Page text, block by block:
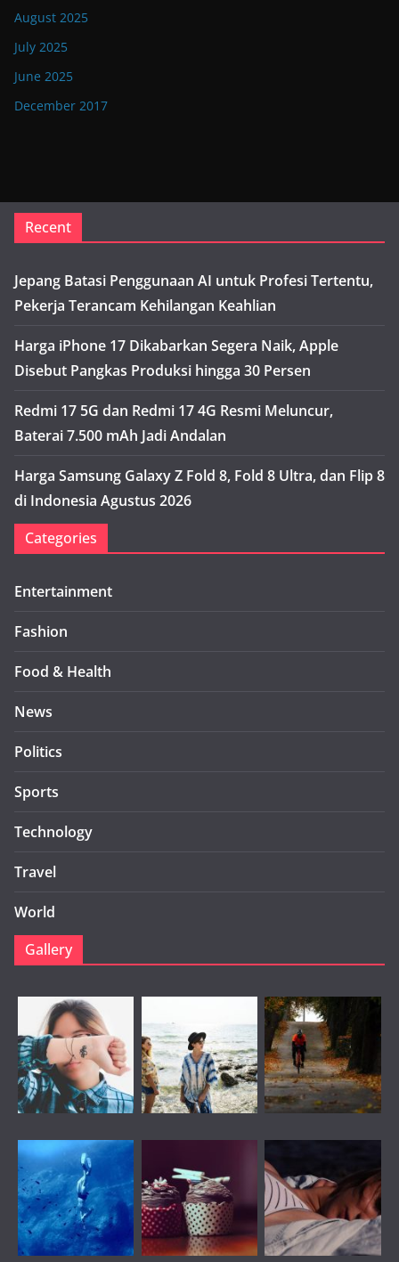
August 2025
July 2025
June 2025
December 2017
Recent
Jepang Batasi Penggunaan AI untuk Profesi Tertentu,
Pekerja Terancam Kehilangan Keahlian
Harga iPhone 17 Dikabarkan Segera Naik, Apple
Disebut Pangkas Produksi hingga 30 Persen
Redmi 17 5G dan Redmi 17 4G Resmi Meluncur,
Baterai 7.500 mAh Jadi Andalan
Harga Samsung Galaxy Z Fold 8, Fold 8 Ultra, dan Flip 8
di Indonesia Agustus 2026
Categories
Entertainment
Fashion
Food & Health
News
Politics
Sports
Technology
Travel
World
Gallery